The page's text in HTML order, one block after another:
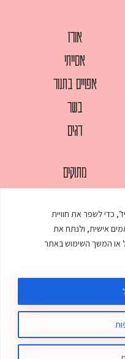
כדי לשפר את חוויית
אישית, ולנתח את
או המשך השימוש באתר
אורז
אסייתי
אפויים בתנור
בשר
דגים
מתוקים
עוגות
עוף
ובניית אתר
פרטיות